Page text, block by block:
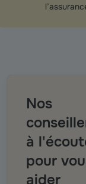
Nos
à
pour
aider